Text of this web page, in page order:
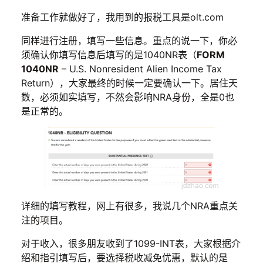
准备工作就做好了，我用到的报税工具是olt.com
同样进行注册，填写一些信息。重点的说一下，你必
须确认你填写信息后填写的是1040NR表（FORM
1040NR – U.S. Nonresident Alien Income Tax
Return），大家最终的时候一定要确认一下。居住天
数，必须如实填写，不然会影响NRA身份，全是0也
是正常的。
详细的填写教程，网上有很多，我说几个NRA重点关
注的项目。
对于收入，很多朋友收到了1099-INT表，大家根据介
绍和指引填写后，要选择税收减免优惠，默认的是